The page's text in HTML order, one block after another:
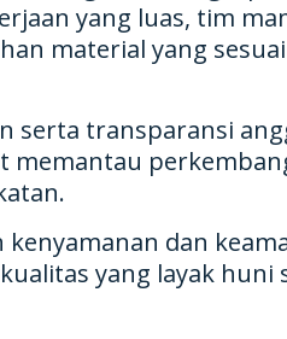
yang luas, tim
material yang
serta transparansi
memantau
dan
yang layak huni